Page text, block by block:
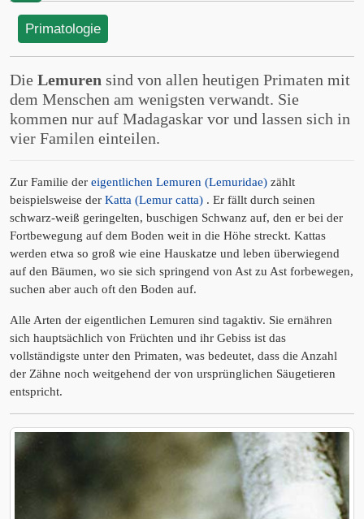
Primatologie
Die Lemuren sind von allen heutigen Primaten mit
dem Menschen am wenigsten verwandt. Sie
kommen nur auf Madagaskar vor und lassen sich in
vier Familen einteilen.
Zur Familie der eigentlichen Lemuren (Lemuridae) zählt
beispielsweise der Katta (Lemur catta) . Er fällt durch seinen
schwarz-weiß geringelten, buschigen Schwanz auf, den er bei der
Fortbewegung auf dem Boden weit in die Höhe streckt. Kattas
werden etwa so groß wie eine Hauskatze und leben überwiegend
auf den Bäumen, wo sie sich springend von Ast zu Ast forbewegen,
suchen aber auch oft den Boden auf.
Alle Arten der eigentlichen Lemuren sind tagaktiv. Sie ernähren
sich hauptsächlich von Früchten und ihr Gebiss ist das
vollständigste unter den Primaten, was bedeutet, dass die Anzahl
der Zähne noch weitgehend der von ursprünglichen Säugetieren
entspricht.